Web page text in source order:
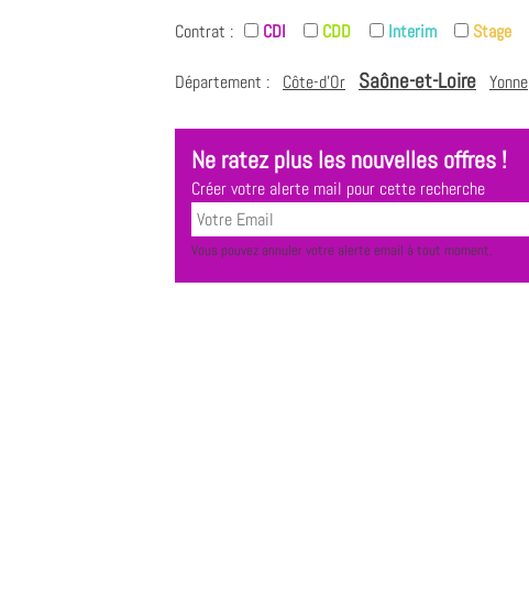
Contrat : CDI CDD Interim Stage
Département : Côte-d'Or Saône-et-Loire Yonne
Ne ratez plus les nouvelles offres !
Créer votre alerte mail pour cette recherche
Vous pouvez annuler votre alerte email à tout moment.